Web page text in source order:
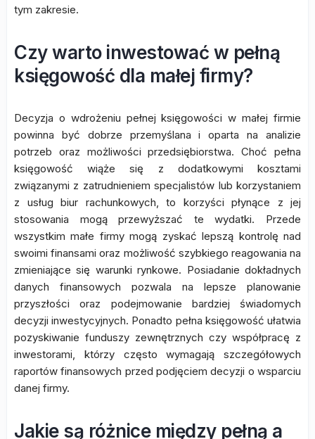
tym zakresie.
Czy warto inwestować w pełną
księgowość dla małej firmy?
Decyzja o wdrożeniu pełnej księgowości w małej firmie
powinna być dobrze przemyślana i oparta na analizie
potrzeb oraz możliwości przedsiębiorstwa. Choć pełna
księgowość wiąże się z dodatkowymi kosztami
związanymi z zatrudnieniem specjalistów lub korzystaniem
z usług biur rachunkowych, to korzyści płynące z jej
stosowania mogą przewyższać te wydatki. Przede
wszystkim małe firmy mogą zyskać lepszą kontrolę nad
swoimi finansami oraz możliwość szybkiego reagowania na
zmieniające się warunki rynkowe. Posiadanie dokładnych
danych finansowych pozwala na lepsze planowanie
przyszłości oraz podejmowanie bardziej świadomych
decyzji inwestycyjnych. Ponadto pełna księgowość ułatwia
pozyskiwanie funduszy zewnętrznych czy współpracę z
inwestorami, którzy często wymagają szczegółowych
raportów finansowych przed podjęciem decyzji o wsparciu
danej firmy.
Jakie są różnice między pełną a